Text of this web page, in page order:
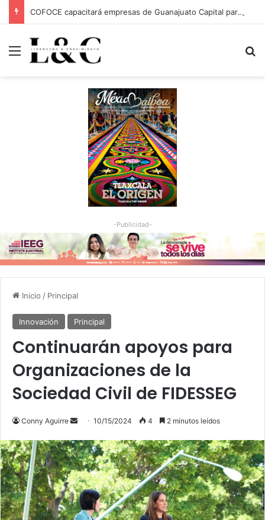
COFOCE capacitará empresas de Guanajuato Capital para conquistar nuevos mercados
Menu
-Publicidad-
Inicio / Principal
Innovación Principal
Continuarán apoyos para
Organizaciones de la
Sociedad Civil de FIDESSEG
Conny Aguirre
n
d
a
n
e
10/15/2024 4 2 minutos leídos